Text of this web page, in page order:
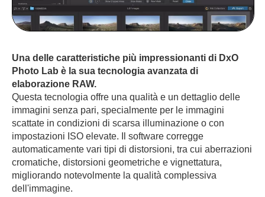
Una delle caratteristiche più impressionanti di DxO
Photo Lab è la sua tecnologia avanzata di
elaborazione RAW.
Questa tecnologia offre una qualità e un dettaglio delle
immagini senza pari, specialmente per le immagini
scattate in condizioni di scarsa illuminazione o con
impostazioni ISO elevate. Il software corregge
automaticamente vari tipi di distorsioni, tra cui aberrazioni
cromatiche, distorsioni geometriche e vignettatura,
migliorando notevolmente la qualità complessiva
dell'immagine.